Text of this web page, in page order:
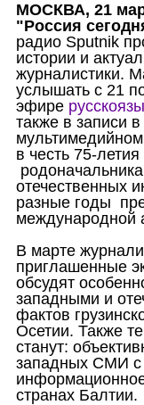
МОСКВА, 21
"Россия
радио Sputnik
истории и
журналистики.
услышать с 21
эфире
также в записи
в честь 75-
отечественных
разные годы
международной
В марте
приглашенные
обсудят
западными и
фактов
Осетии. Также
станут:
западных СМИ с
странах Балтии.